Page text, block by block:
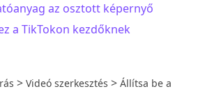
az osztott képernyő
a TikTokon kezdőknek
> Videó szerkesztés > Állítsa be a